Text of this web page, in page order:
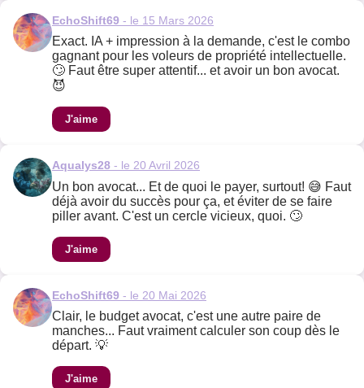
EchoShift69 - le 15 Mars 2026
Exact. IA + impression à la demande, c'est le combo
gagnant pour les voleurs de propriété intellectuelle.
🙄 Faut être super attentif... et avoir un bon avocat.
😈
J'aime
Aqualys28 - le 20 Avril 2026
Un bon avocat... Et de quoi le payer, surtout! 😅 Faut
déjà avoir du succès pour ça, et éviter de se faire
piller avant. C'est un cercle vicieux, quoi. 🙄
J'aime
EchoShift69 - le 20 Mai 2026
Clair, le budget avocat, c'est une autre paire de
manches... Faut vraiment calculer son coup dès le
départ. 💡
J'aime